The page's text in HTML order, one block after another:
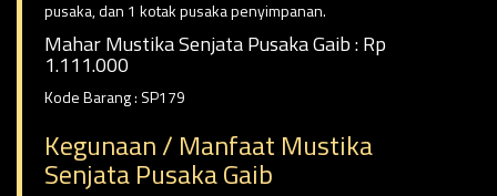
pusaka, dan 1 kotak pusaka penyimpanan.
Mahar Mustika Senjata Pusaka Gaib : Rp
1.111.000
Kode Barang : SP179
Kegunaan / Manfaat Mustika
Senjata Pusaka Gaib